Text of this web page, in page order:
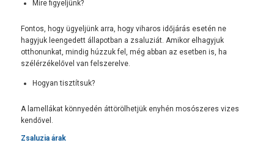
Mire figyeljünk?
Fontos, hogy ügyeljünk arra, hogy viharos időjárás esetén ne
hagyjuk leengedett állapotban a zsaluziát. Amikor elhagyjuk
otthonunkat, mindig húzzuk fel, még abban az esetben is, ha
szélérzékelővel van felszerelve.
Hogyan tisztítsuk?
A lamellákat könnyedén áttörölhetjük enyhén mosószeres vizes
kendővel.
Zsaluzia árak